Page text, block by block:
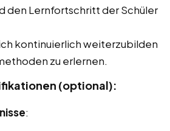
den Lernfortschritt der Schüler
kontinuierlich weiterzubilden
zu erlernen.
(optional):
: